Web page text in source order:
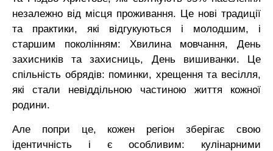
незалежно від місця проживання. Це нові традиції
та практики, які відгукуються і молодшим, і
старшим поколінням: Хвилина мовчання, День
захисників та захисниць, День вишиванки. Це
спільність обрядів: поминки, хрещення та весілля,
які стали невіддільною частиною життя кожної
родини.
Але попри це, кожен регіон зберігає свою
ідентичність і є особливим: кулінарними